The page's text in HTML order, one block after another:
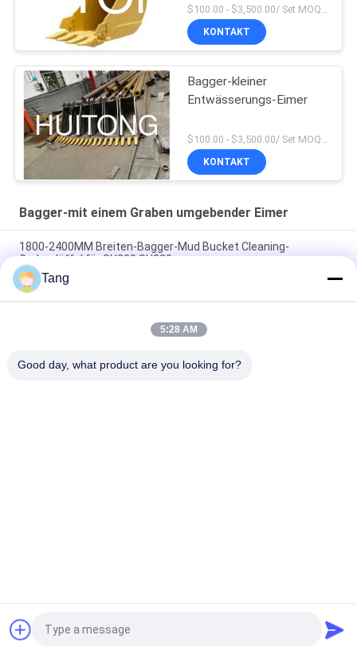
$100.00 - $3,500.00/ Set MOQ:1
KONTAKT
Bagger-kleiner
Entwässerungs-Eimer
$100.00 - $3,500.00/ Set MOQ:1
KONTAKT
Bagger-mit einem Graben umgebender Eimer
1800-2400MM Breiten-Bagger-Mud Bucket Cleaning-
Grabenlöffel für SH230 SH280
Flexible Großhandelsoperations-Hochleistungsbagger-
Ditching Bucket Cleaning-Eimer für Bagger Parts From China
Schlamm-Eimer 16t Digger Ditch Cleaning Buckets des
Eimer
Fordern Sie ein Angebot
Tang
5:28 AM
Good day, what product are you looking for?